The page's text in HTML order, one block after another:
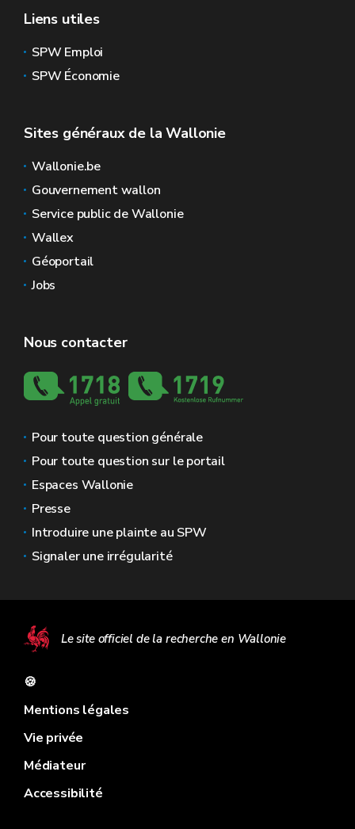
Liens utiles
SPW Emploi
SPW Économie
Sites généraux de la Wallonie
Wallonie.be
Gouvernement wallon
Service public de Wallonie
Wallex
Géoportail
Jobs
Nous contacter
Pour toute question générale
Pour toute question sur le portail
Espaces Wallonie
Presse
Introduire une plainte au SPW
Signaler une irrégularité
Le site officiel de la recherche en Wallonie
🍪
Mentions légales
Vie privée
Médiateur
Accessibilité